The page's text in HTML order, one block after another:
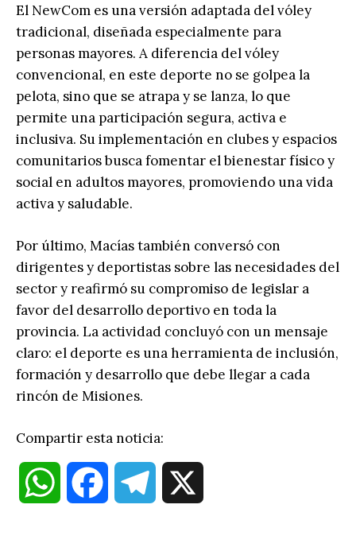
El NewCom es una versión adaptada del vóley
tradicional, diseñada especialmente para
personas mayores. A diferencia del vóley
convencional, en este deporte no se golpea la
pelota, sino que se atrapa y se lanza, lo que
permite una participación segura, activa e
inclusiva. Su implementación en clubes y espacios
comunitarios busca fomentar el bienestar físico y
social en adultos mayores, promoviendo una vida
activa y saludable.
Por último, Macías también conversó con
dirigentes y deportistas sobre las necesidades del
sector y reafirmó su compromiso de legislar a
favor del desarrollo deportivo en toda la
provincia. La actividad concluyó con un mensaje
claro: el deporte es una herramienta de inclusión,
formación y desarrollo que debe llegar a cada
rincón de Misiones.
Compartir esta noticia:
W